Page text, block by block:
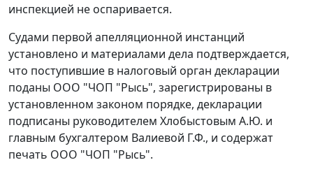
инспекцией не оспаривается.
Судами первой апелляционной инстанций
установлено и материалами дела подтверждается,
что поступившие в налоговый орган декларации
поданы ООО "ЧОП "Рысь", зарегистрированы в
установленном законом порядке, декларации
подписаны руководителем Хлобыстовым А.Ю. и
главным бухгалтером Валиевой Г.Ф., и содержат
печать ООО "ЧОП "Рысь".